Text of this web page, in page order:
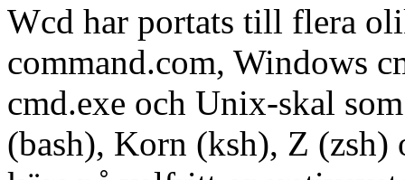
Wcd har portats till flera
command.com, Windows
cmd.exe och Unix-skal
(bash), Korn (ksh), Z (zsh)